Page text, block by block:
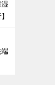
湿
端